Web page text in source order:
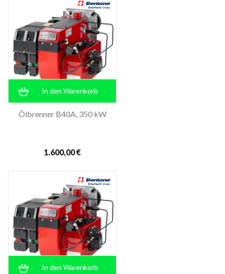
In den Warenkorb
Ölbrenner B40A, 350 kW
1.600,00 €
In den Warenkorb